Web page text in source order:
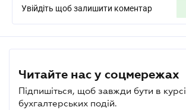
Увійдіть щоб залишити коментар
Читайте нас у соцмережах
Підпишіться, щоб завжди бути в курсі
бухгалтерських подій.